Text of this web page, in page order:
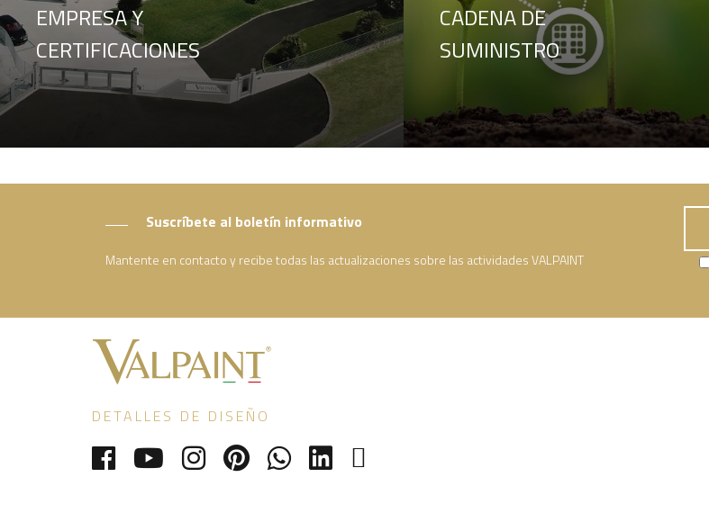
EMPRESA Y
CERTIFICACIONES
CADENA DE
SUMINISTRO
Suscríbete al boletín informativo
Mantente en contacto y recibe todas las actualizaciones sobre las actividades VALPAINT
DETALLES DE DISEÑO